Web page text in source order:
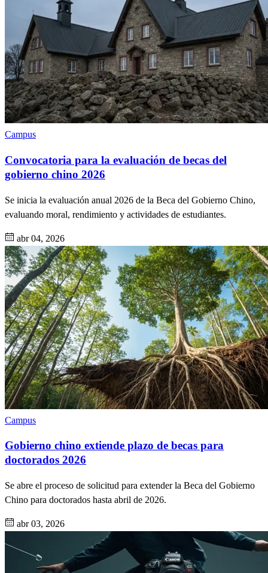
Campus
Convocatoria para la evaluación de becas del
gobierno chino 2026
Se inicia la evaluación anual 2026 de la Beca del Gobierno Chino,
evaluando moral, rendimiento y actividades de estudiantes.
abr 04, 2026
Campus
Gobierno chino extiende plazo de becas para
doctorados 2026
Se abre el proceso de solicitud para extender la Beca del Gobierno
Chino para doctorados hasta abril de 2026.
abr 03, 2026